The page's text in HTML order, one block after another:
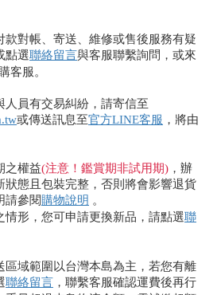
款對帳、寄送、維修或售後服務有疑
點選聯絡留言與客服聯繫詢問，或來
客服。
人員有交易糾紛，請寄信至
或傳送訊息至官方LINE客服 ，將由
之權益(注意！鑑賞期非試用期) ，辦
狀態且包裝完整，否則將會影響退貨
請參閱購物說明 。
情形，您可申請更換新品，請點選聯
區域範圍以台灣本島為主，若您有離
聯絡留言 ，聯繫客服確認運費後再行